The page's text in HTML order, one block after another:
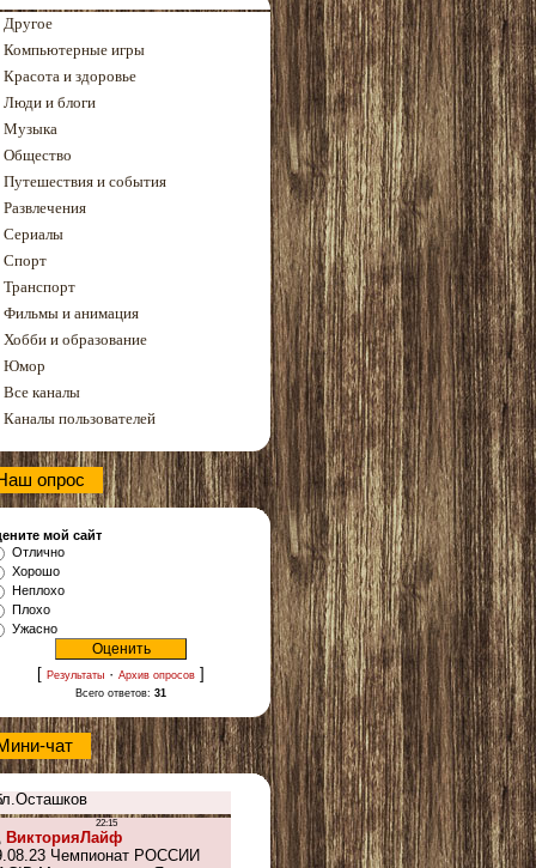
Другое
Компьютерные игры
Красота и здоровье
Люди и блоги
Музыка
Общество
Путешествия и события
Развлечения
Сериалы
Спорт
Транспорт
Фильмы и анимация
Хобби и образование
Юмор
Все каналы
Каналы пользователей
опрос
мой сайт
Отлично
Хорошо
Неплохо
Плохо
Ужасно
[ Результаты · Архив опросов ]
Всего ответов: 31
чат